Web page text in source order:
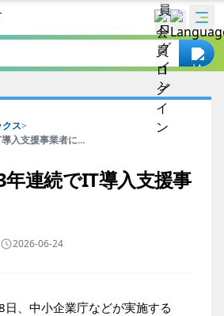
ス>
入支援事業者に...
連続でIT導入支援事
2026-06-24
、中小企業庁などが実施する